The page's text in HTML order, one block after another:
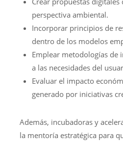
perspectiva ambiental.
Incorporar principios de
dentro de los modelos
Emplear metodologías de
a las necesidades del
Evaluar el impacto
generado por iniciativas
Además, incubadoras y
la mentoría estratégica para